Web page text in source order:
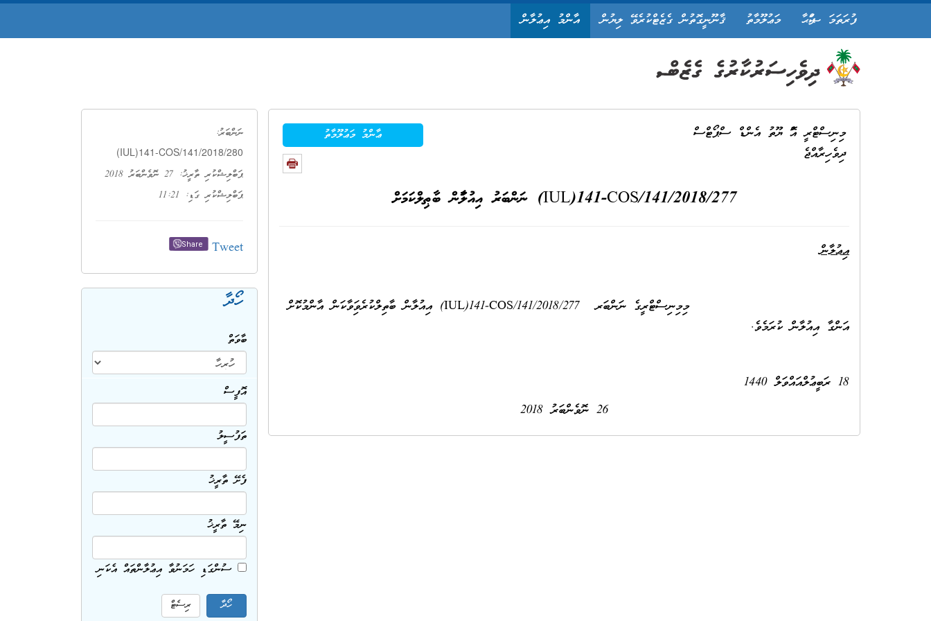
ފުރަތަމަ ޞަފްޙާ މަޢުލޫމާތު ޤާނޫނީގޮތުން ގެޒެޓްކުރެވޭ ލިޔުން އާންމު އިޢުލާން
ޢާންމު މަޢުލޫމާތު
މިނިސްޓްރީ އޮފް ޔޫތު އެންޑް ސްޕޯޓްސް
ދިވެހިރާއްޖެ
IUL)141-COS/141/2018/277) ނަންބަރު އިއުލަާން ބާޠިލްކަމަށް
އިޢުލާން
މިމިނިސްޓްރީގެ ނަންބަރ IUL)141-COS/141/2018/277) އިއުލާން ބާތިލްކުރެވިފަވާކަން އާންމުކޮށް
އަންގާ އިއުލާން ކުރަމެވެ.
18 ރަބީޢުލްއައްވަލް 1440
26 ނޮވެންބަރު 2018
ނަންބަރު:
(IUL)141-COS/141/2018/280
ޕަބްލިޝްކުރި ތާރީޚު: 27 ނޮވެންބަރު 2018
ޕަބްލިޝްކުރި ގަޑި: 11:21
Tweet
Share
ހޯދާ
ބާވަތް
އޮފީސް
ތަފުސީލު
ފެށޭ ތާރީޚު
ނިމޭ ތާރީޚު
ސުންގަޑި ހަމަނުވާ އިޢުލާންތައް އެކަނި